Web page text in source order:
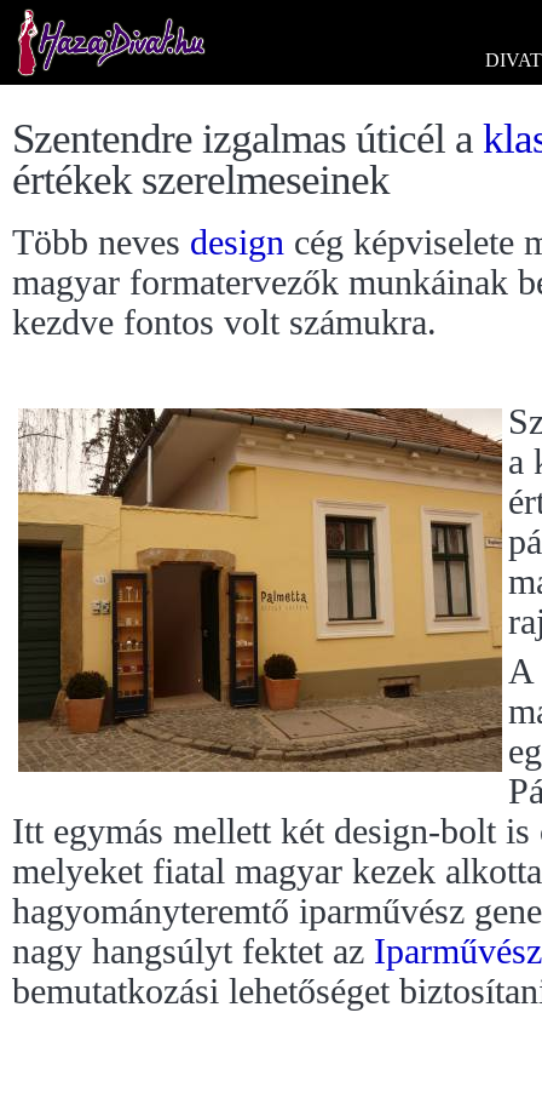
DIVAT
Szentendre izgalmas úticél a
értékek szerelmeseinek
Több neves design cég képviselete
magyar formatervezők munkáinak
kezdve fontos volt számukra.
a
A
Itt egymás mellett két design-bolt
melyeket fiatal magyar kezek
hagyományteremtő iparművész
nagy hangsúlyt fektet az
bemutatkozási lehetőséget